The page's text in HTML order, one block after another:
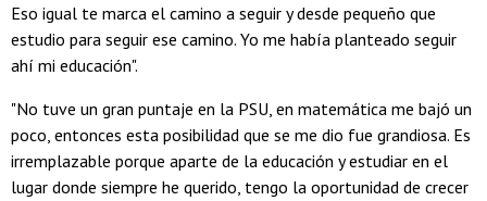
Eso igual te marca el camino a seguir y desde pequeño que
estudio para seguir ese camino. Yo me había planteado seguir
ahí mi educación".
"No tuve un gran puntaje en la PSU, en matemática me bajó un
poco, entonces esta posibilidad que se me dio fue grandiosa. Es
irremplazable porque aparte de la educación y estudiar en el
lugar donde siempre he querido, tengo la oportunidad de crecer